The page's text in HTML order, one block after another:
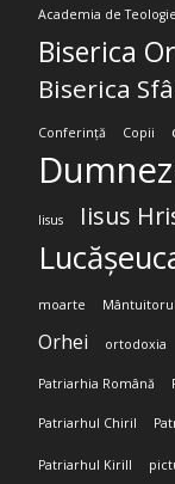
Academia de Teologie
Biserica
Biserica
Conferință Copii
Iisus Iisus
moarte
Orhei ortodoxia
Patriarhia Română
Patriarhul Chiril
Patriarhul Kirill